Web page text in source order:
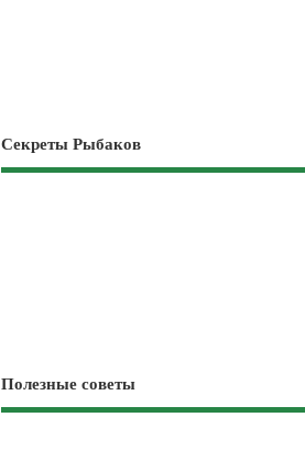
Секреты Рыбаков
Полезные советы